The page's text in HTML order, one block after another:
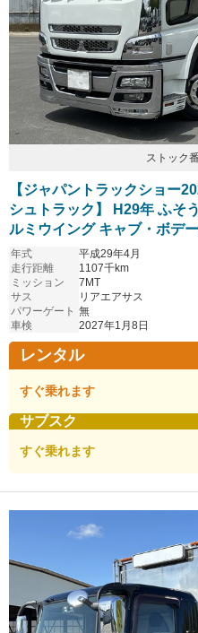
ストック
【ジャパントラックショー
シュトラック】 H29年 ふそ
ルミウイング キャブ・ボデ
ーモニター搭載 ハイルーフ
ルミホイール 車検付
年式
平成29年4月
走行距離
1107千km
ミッション
7MT
サス
リアエアサス
パワーゲート 無
車検
2027年1月8日
レンタル
すぐ乗れます
サブスク
すぐ乗れます